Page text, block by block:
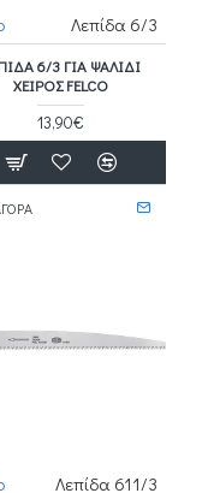
Λεπίδα 6/3
6/3 ΓΙΑ ΨΑΛΊΔΙ
ΧΕΙΡΌΣ FELCO
13,90€
Λεπίδα 611/3